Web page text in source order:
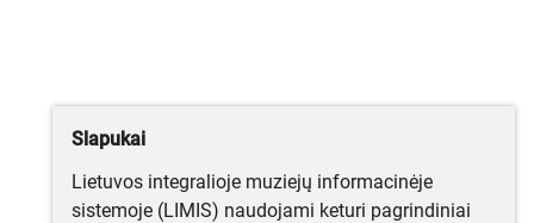
Slapukai
Lietuvos integralioje muziejų informacinėje
sistemoje (LIMIS) naudojami keturi pagrindiniai